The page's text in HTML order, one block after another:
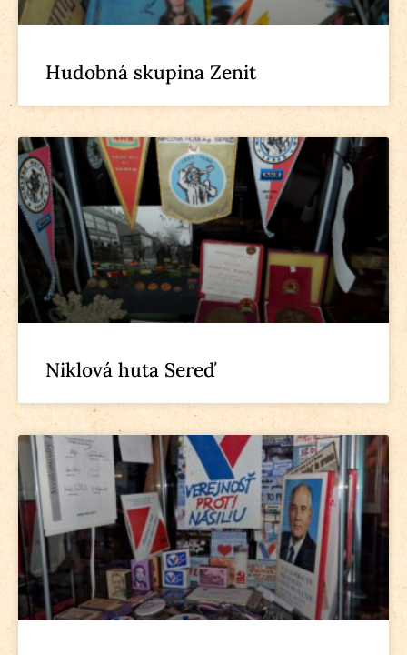
Hudobná skupina Zenit
Niklová huta Sereď